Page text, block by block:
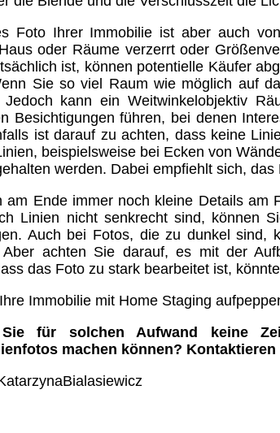
Foto Ihrer Immobilie ist aber auch
oder Räume verzerrt oder
ist, können potentielle Käufer
Sie so viel Raum wie möglich auf
Jedoch kann ein Weitwinkelobjektiv
Besichtigungen führen, bei denen
ist darauf zu achten, dass keine
beispielsweise bei Ecken von
werden. Dabei empfiehlt sich,
am Ende immer noch kleine Details am
Linien nicht senkrecht sind, können
Auch bei Fotos, die zu dunkel sind,
Aber achten Sie darauf, es mit der
das Foto zu stark bearbeitet ist,
Immobilie mit Home Staging
Sie für solchen Aufwand keine
machen können?